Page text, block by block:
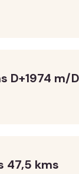
D+1974 m/
47,5 kms